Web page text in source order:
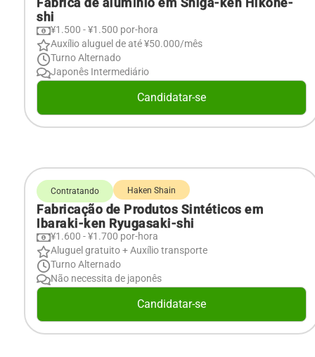
shi
¥1.500 - ¥1.500 por-hora
Auxílio aluguel de até ¥50.000/mês
Turno Alternado
Japonês Intermediário
Candidatar-se
Contratando Haken Shain
Fabricação de Produtos Sintéticos em
Ibaraki-ken Ryugasaki-shi
¥1.600 - ¥1.700 por-hora
Aluguel gratuito + Auxílio transporte
Turno Alternado
Não necessita de japonês
Candidatar-se